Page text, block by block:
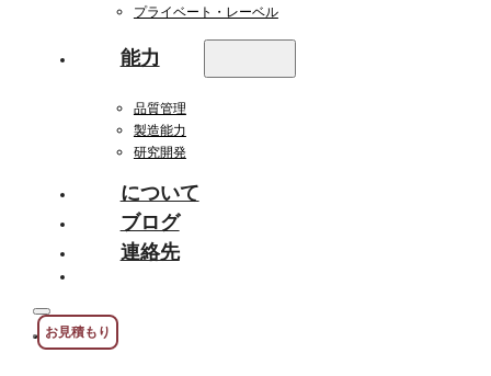
プライベート・レーベル
能力
品質管理
製造能力
研究開発
について
ブログ
連絡先
お見積もり